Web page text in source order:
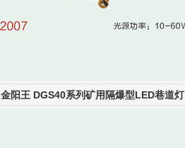
金阳王 DGS40系列矿用隔爆型LED巷道灯